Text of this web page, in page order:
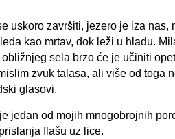
uskoro završiti, jezero je iza nas,
kao mrtav, dok leži u hladu.
sela brzo će je učiniti
zvuk talasa, ali više od toga
glasovi.
jedan od mojih mnogobrojnih
flašu uz lice.